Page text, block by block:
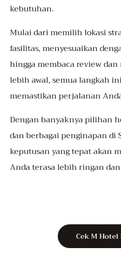
kebutuhan.
Mulai dari memilih lokasi
fasilitas, menyesuaikan
hingga membaca review
lebih awal, semua langkah
memastikan perjalanan
Dengan banyaknya pilihan
dan berbagai penginapan di
keputusan yang tepat akan
Anda terasa lebih ringan
Cek M